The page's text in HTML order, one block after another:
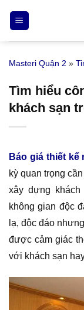
qua
nội
Masteri Quận 2 »
Tìm hiểu
khách sạn
Báo giá thiết kế
kỳ quan trọng
xây dựng
không gian độc
lạ, độc đáo
được cảm giác
với khách sạn